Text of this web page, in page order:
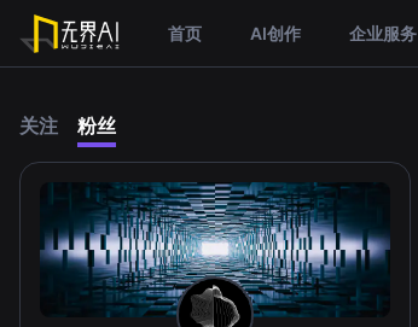
首页 AI创作 企业服务
关注 粉丝